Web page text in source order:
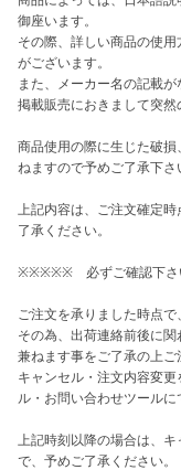
御座います。
その際、詳しい商品の使
がございます。
また、メーカー名の記載が
掲載販売におきまして突然
商品使用の際に生じた破
ねますので予めご了承下さ
上記内容は、ご注文確定
了承ください。
※※※※※　必ずご確認下
ご注文を承りました時点で
その為、出荷連絡前後に
兼ねます事をご了承の上ご
キャンセル・注文内容変
ル・お問い合わせツールに
上記時刻以降の場合は、
で、予めご了承ください。